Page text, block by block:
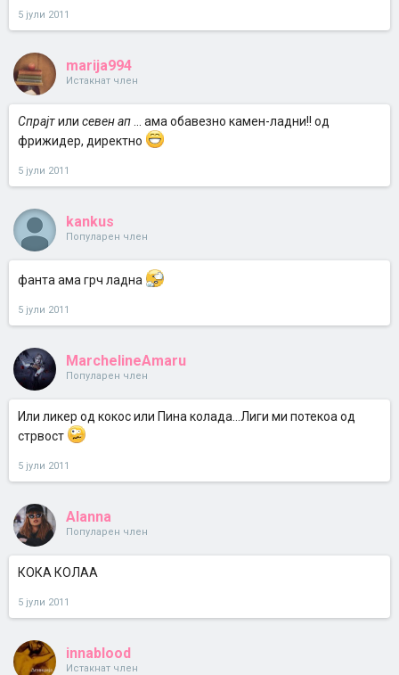
5 јули 2011
marija994
Истакнат член
Спрајтили севен ап ... ама обавезно камен-ладни!! од
фрижидер, директно
5 јули 2011
kankus
Популарен член
фанта ама грч ладна
5 јули 2011
MarchelineAmaru
Популарен член
Или ликер од кокос или Пина колада...Лиги ми потекоа од
стрвост
5 јули 2011
Alanna
Популарен член
КОКА КОЛАА
5 јули 2011
innablood
Истакнат член